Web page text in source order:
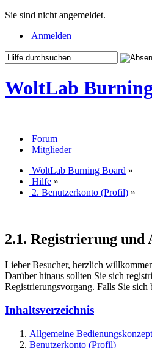
Sie sind nicht angemeldet.
Anmelden
WoltLab
Forum
Mitglieder
WoltLab Burning Board »
Hilfe »
2. Benutzerkonto (Profil) »
2.1. Registrierung und
Lieber Besucher, herzlich
Darüber hinaus sollten Sie sich
Registrierungsvorgang. Falls Sie
Inhaltsverzeichnis
Allgemeine
Benutzerkonto (Profil)